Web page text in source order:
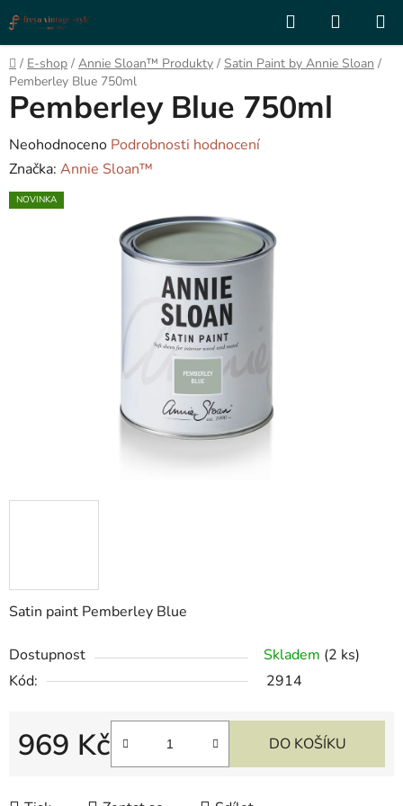
na
obsah
Hledat
KOŠÍK
Domů
/ E-shop / Annie Sloan™ Produkty / Satin Paint by Annie Sloan /
Pemberley Blue 750ml
Satin paint Pemberley Blue
Dostupnost Skladem (2 ks)
Kód:
2914
969 Kč DO KOŠÍKU
Pemberley Blue 750ml
Průměrné
hodnocení
produktu
Neohodnoceno Podrobnosti hodnocení
Značka: Annie Sloan™
NOVINKA